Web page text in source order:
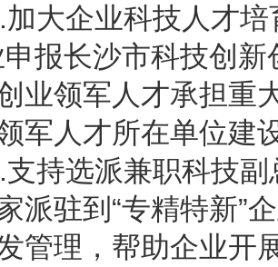
企业科技人才培
申报长沙市科技创
业领军人才承担重
军人才所在单位建
选派兼职科技副
派驻到“专精特新”
管理，帮助企业开